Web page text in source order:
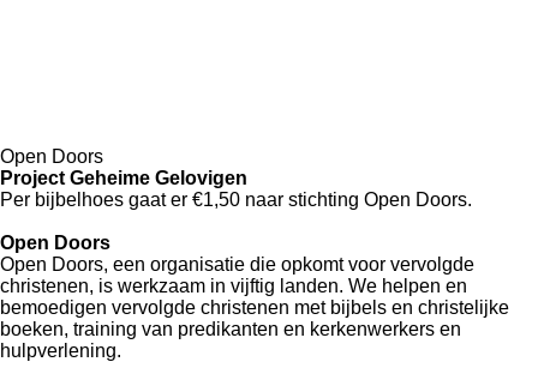
Open Doors
Project Geheime Gelovigen
Per bijbelhoes gaat er €1,50 naar stichting Open Doors.
Open Doors
Open Doors, een organisatie die opkomt voor vervolgde
christenen, is werkzaam in vijftig landen. We helpen en
bemoedigen vervolgde christenen met bijbels en christelijke
boeken, training van predikanten en kerkenwerkers en
hulpverlening.